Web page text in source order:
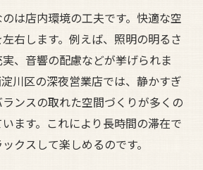
は店内環境の工夫です。快適な空
右します。例えば、照明の明るさ
、音響の配慮などが挙げられま
川区の深夜営業店では、静かすぎ
ンスの取れた空間づくりが多くの
ます。これにより長時間の滞在で
クスして楽しめるのです。